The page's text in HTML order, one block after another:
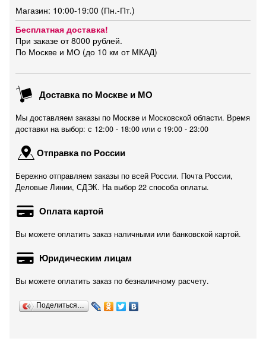
Магазин: 10:00-19:00 (Пн.-Пт.)
Бесплатная доставка!
При заказе от 8000 рублей.
По Москве и МО (до 10 км от МКАД)
Доставка по Москве и МО
Мы доставляем заказы по Москве и Московской области. Время
доставки на выбор: с 12:00 - 18:00 или c 19:00 - 23:00
Отправка по России
Бережно отправляем заказы по всей России. Почта России,
Деловые Линии, СДЭК. На выбор 22 способа оплаты.
Оплата картой
Вы можете оплатить заказ наличными или банковской картой.
Юридическим лицам
Вы можете оплатить заказ по безналичному расчету.
Поделиться…